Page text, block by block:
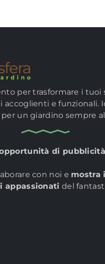
per trasformare i tuoi
e funzionali.
un giardino sempre
di
con noi e mostra
appassionati del